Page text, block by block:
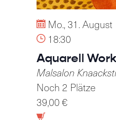
Mo., 31. August
18:30
Aquarell
Malsalon
Noch 2 Plätze
39,00 €